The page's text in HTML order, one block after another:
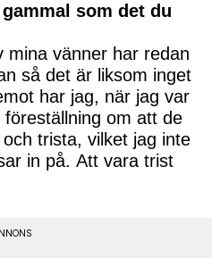
som det du
vänner har redan
så det är liksom inget
har jag, när jag var
om att de
trista, vilket jag inte
in på. Att vara trist